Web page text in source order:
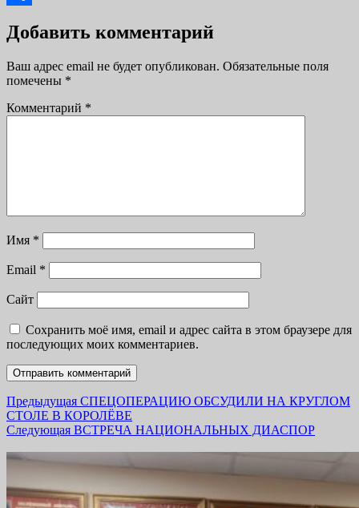
Добавить комментарий
Ваш адрес email не будет опубликован. Обязательные поля
помечены *
Комментарий *
Имя *
Email *
Сайт
Сохранить моё имя, email и адрес сайта в этом браузере для
последующих моих комментариев.
Навигация
по
записям
Предыдущая Previous
post:
СПЕЦОПЕРАЦИЮ ОБСУДИЛИ НА КРУГЛОМ
СТОЛЕ В КОРОЛЁВЕ
Следующая Next
ВСТРЕЧА НАЦИОНАЛЬНЫХ ДИАСПОР